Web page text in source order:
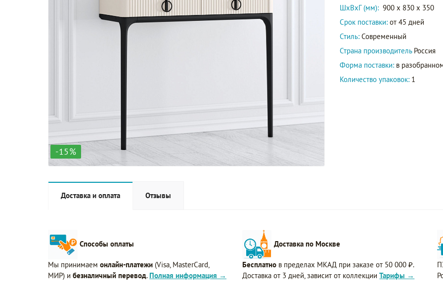
-15%
ШxВxГ (мм): 900 x 830 x 350
Срок поставки: от 45 дней
Стиль: Современный
Страна производитель Россия
Форма поставки: в
Количество упаковок: 1
Доставка и оплата Отзывы
Способы оплаты
Мы принимаем онлайн-платежи (Visa, MasterCard,
МИР) и безналичный перевод. Полная информация →
Доставка по Москве
Бесплатно в пределах МКАД при заказе от 50 000 ₽.
Доставка от 3 дней, зависит от коллекцииТарифы →